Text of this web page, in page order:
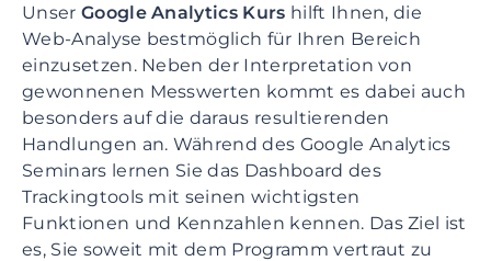
Unser Google Analytics Kurs hilft Ihnen, die
Web-Analyse bestmöglich für Ihren Bereich
einzusetzen. Neben der Interpretation von
gewonnenen Messwerten kommt es dabei auch
besonders auf die daraus resultierenden
Handlungen an. Während des Google Analytics
Seminars lernen Sie das Dashboard des
Trackingtools mit seinen wichtigsten
Funktionen und Kennzahlen kennen. Das Ziel ist
es, Sie soweit mit dem Programm vertraut zu